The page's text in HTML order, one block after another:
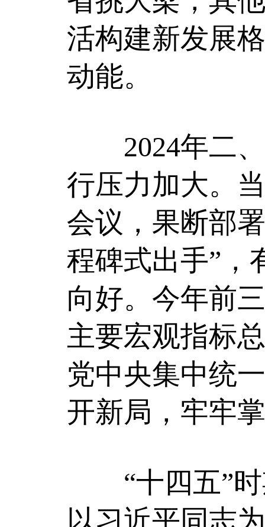
活构建新发展
动能。
2024年二、
行压力加大。
会议，果断部
程碑式出手”，
向好。今年前
主要宏观指标
党中央集中统
开新局，牢牢
“十四五”时
以习近平同志